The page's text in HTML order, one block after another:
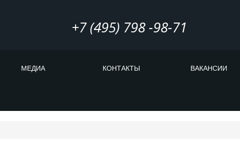
+7 (495) 798 -98-71
МЕДИА КОНТАКТЫ ВАКАНСИИ